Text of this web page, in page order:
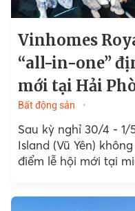
Vinhomes
“all-in-one”
mới tại Hải
Bất động sản
Sau kỳ nghỉ 30/4 - 1/
Island (Vũ Yên)
điểm lễ hội mới tại